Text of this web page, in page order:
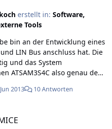
erstellt in: Software,
Tools
LIN Bus anschluss hat. Die
und das System
ATSAM3S4C also genau den
bin ich stehe ich bei
2013 10 Antworten